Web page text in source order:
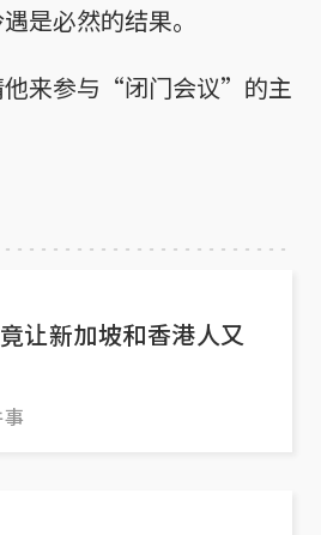
是必然的结果。
他来参与“闭门会议”的主
让新加坡和香港人又